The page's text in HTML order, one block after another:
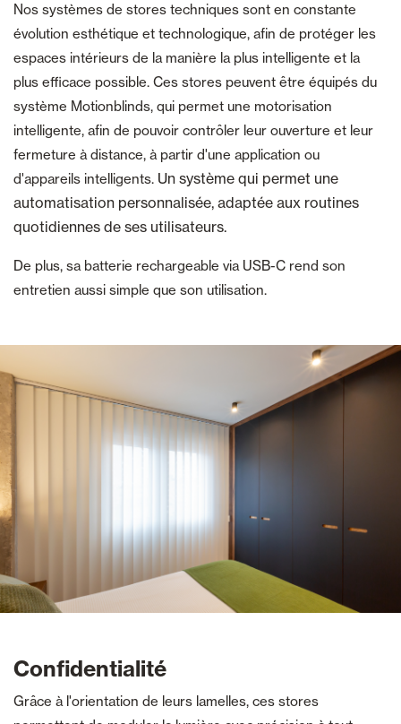
Nos systèmes de stores techniques sont en constante
évolution esthétique et technologique, afin de protéger les
espaces intérieurs de la manière la plus intelligente et la
plus efficace possible. Ces stores peuvent être équipés du
système Motionblinds, qui permet une motorisation
intelligente, afin de pouvoir contrôler leur ouverture et leur
fermeture à distance, à partir d'une application ou
d'appareils intelligents. Un système qui permet une
automatisation personnalisée, adaptée aux routines
quotidiennes de ses utilisateurs.
De plus, sa batterie rechargeable via USB-C rend son
entretien aussi simple que son utilisation.
Confidentialité
Grâce à l'orientation de leurs lamelles, ces stores